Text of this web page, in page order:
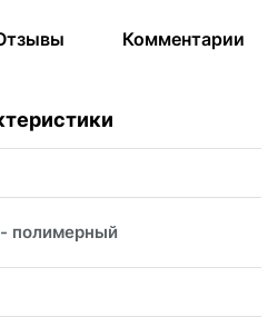
Комментарии
полимерный